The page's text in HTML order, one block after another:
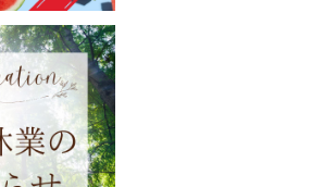
ス業者様の買取｜東京都千代田区東神田の一般
】SK11 ソケットレンチセット TS-2352Mの